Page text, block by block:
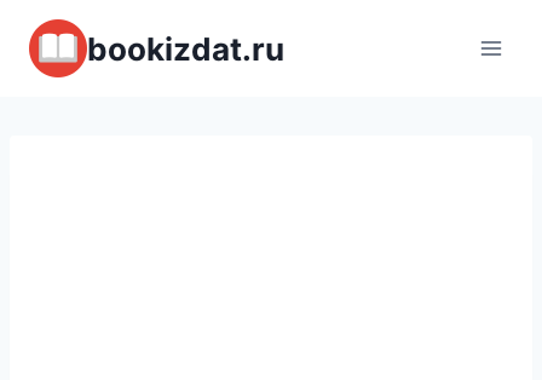
Перейти
содержимому
bookizdat.ru